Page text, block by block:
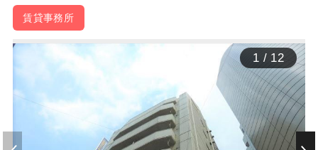
賃貸事務所
1 / 12